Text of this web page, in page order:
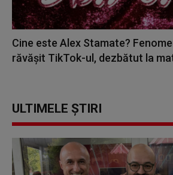
Cine este Alex Stamate?
răvășit TikTok-ul, dezbătut la
ULTIMELE ȘTIRI